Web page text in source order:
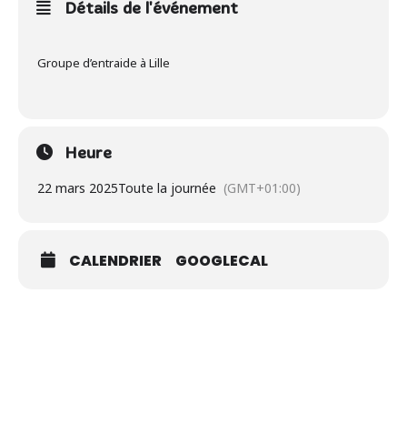
Détails de l'événement
Groupe d’entraide à Lille
Heure
22 mars 2025Toute la journée (GMT+01:00)
CALENDRIER GOOGLECAL